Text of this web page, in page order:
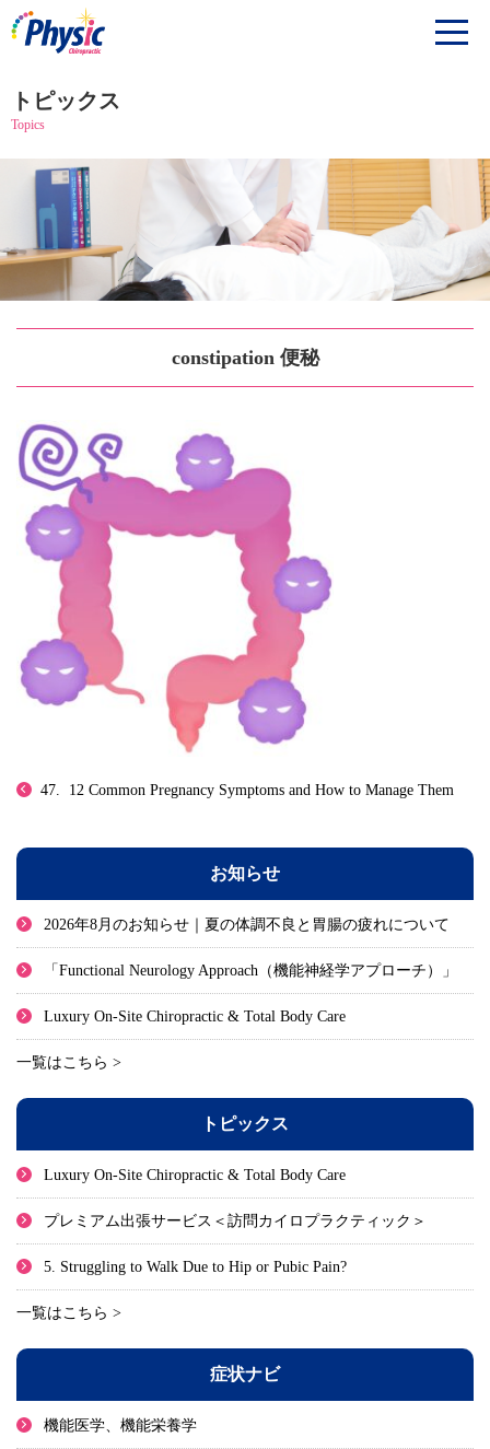
トピックス
Topics
constipation 便秘
47. 12 Common Pregnancy Symptoms and How to Manage Them
お知らせ
2026年8月のお知らせ｜夏の体調不良と胃腸の疲れについて
「Functional Neurology Approach（機能神経学アプローチ）」
Luxury On-Site Chiropractic & Total Body Care
一覧はこちら >
トピックス
Luxury On-Site Chiropractic & Total Body Care
プレミアム出張サービス＜訪問カイロプラクティック＞
5. Struggling to Walk Due to Hip or Pubic Pain?
一覧はこちら >
症状ナビ
機能医学、機能栄養学